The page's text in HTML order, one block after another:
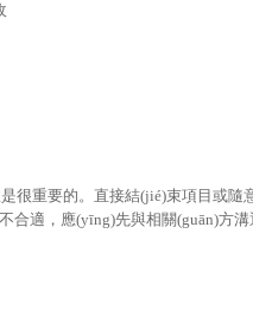
很重要的。直接結(jié)束項目或隨
合適，應(yīng)先與相關(guān)方溝